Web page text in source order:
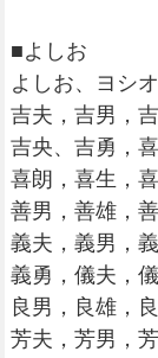
■よしお
よしお、ヨシオ
吉夫，吉男，
吉央、吉勇，
喜朗，喜生，
善男，善雄，
義夫，義男，
義勇，儀夫，
良男，良雄，
芳夫，芳男，